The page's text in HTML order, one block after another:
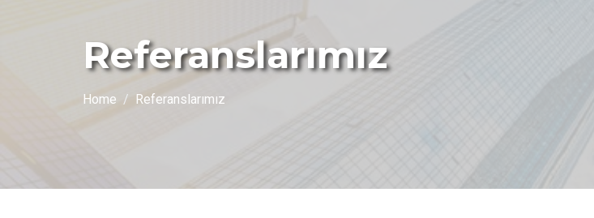
Referanslarımız
Home Referanslarımız